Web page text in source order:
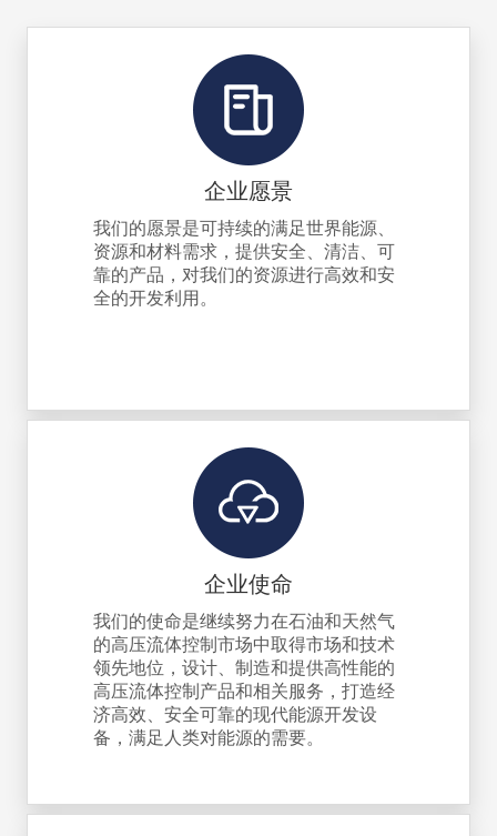
企业愿景
我们的愿景是可持续的满足世界能源、
资源和材料需求，提供安全、清洁、可
靠的产品，对我们的资源进行高效和安
全的开发利用。
企业使命
我们的使命是继续努力在石油和天然气
的高压流体控制市场中取得市场和技术
领先地位，设计、制造和提供高性能的
高压流体控制产品和相关服务，打造经
济高效、安全可靠的现代能源开发设
备，满足人类对能源的需要。